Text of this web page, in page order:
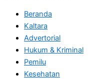
Beranda
Kaltara
Advertorial
Hukum & Kriminal
Pemilu
Kesehatan